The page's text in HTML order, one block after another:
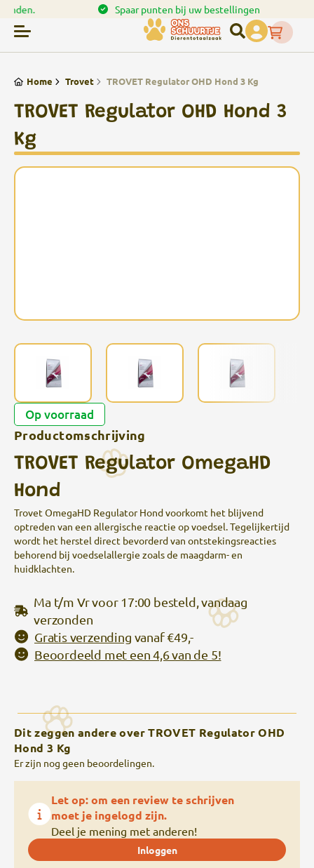
Spaar punten bij uw bestellingen
Home Trovet TROVET Regulator OHD Hond 3 Kg
TROVET Regulator OHD Hond 3
Kg
Op voorraad
Productomschrijving
TROVET Regulator OmegaHD
Hond
Trovet OmegaHD Regulator Hond voorkomt het blijvend
optreden van een allergische reactie op voedsel. Tegelijkertijd
wordt het herstel direct bevorderd van ontstekingsreacties
behorend bij voedselallergie zoals de maagdarm- en
huidklachten.
Ma t/m Vr voor 17:00 besteld, vandaag
verzonden
Gratis verzending vanaf €49,-
Beoordeeld met een 4,6 van de 5!
Dit zeggen andere over TROVET Regulator OHD
Hond 3 Kg
Er zijn nog geen beoordelingen.
Let op: om een review te schrijven
moet je ingelogd zijn.
Deel je mening met anderen!
Inloggen